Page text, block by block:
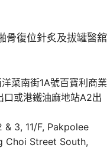
菜南街1A號百寶利商業
或港鐵油麻地站A2出
3, 11/F, Pakpolee
Choi Street South,